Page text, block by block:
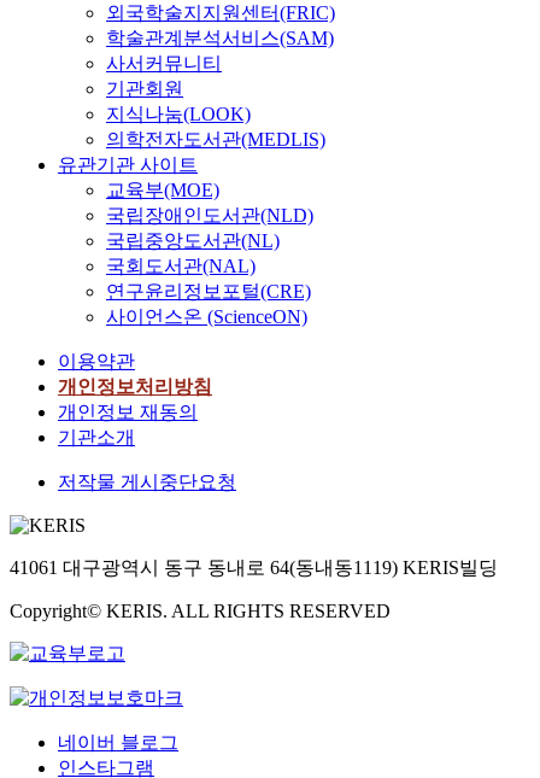
외국학술지지원센터(FRIC)
학술관계분석서비스(SAM)
사서커뮤니티
기관회원
지식나눔(LOOK)
의학전자도서관(MEDLIS)
유관기관 사이트
교육부(MOE)
국립장애인도서관(NLD)
국립중앙도서관(NL)
국회도서관(NAL)
연구윤리정보포털(CRE)
사이언스온 (ScienceON)
이용약관
개인정보처리방침
개인정보 재동의
기관소개
저작물 게시중단요청
41061 대구광역시 동구 동내로 64(동내동1119) KERIS빌딩
Copyright© KERIS. ALL RIGHTS RESERVED
네이버 블로그
인스타그램